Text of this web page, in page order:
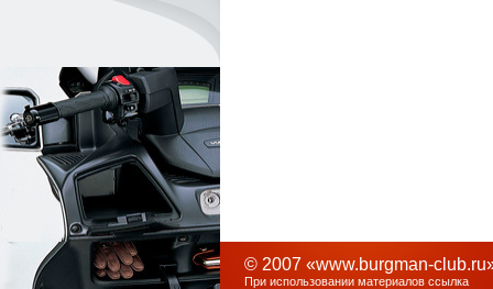
© 2007 «www.burgman-
При использовании материалов ссылка